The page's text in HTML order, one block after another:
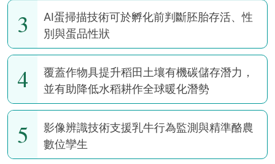
3
AI蛋掃描技術可於孵化前判斷胚胎存活、性
別與蛋品性狀
4
覆蓋作物具提升稻田土壤有機碳儲存潛力，
並有助降低水稻耕作全球暖化潛勢
5
影像辨識技術支援乳牛行為監測與精準酪農
數位孿生